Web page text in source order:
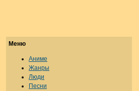
Меню
Аниме
Жанры
Люди
Песни